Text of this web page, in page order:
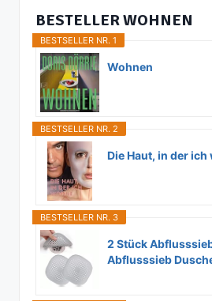
BESTELLER WOHNEN
BESTSELLER NR. 1
Wohnen
BESTSELLER NR. 2
Die Haut, in der ich
BESTSELLER NR. 3
2 Stück
Abflusssieb